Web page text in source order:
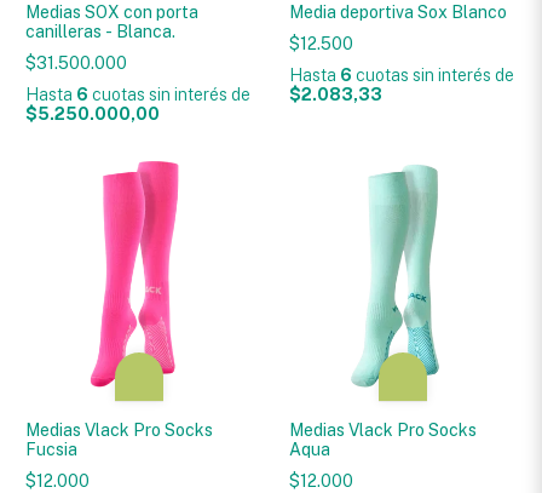
Medias SOX con porta
canilleras - Blanca.
$31.500.000
Hasta 6 cuotas sin interésde
$5.250.000,00
Media deportiva Sox Blanco
$12.500
Hasta 6 cuotas sin interés de
$2.083,33
Medias Vlack Pro Socks
Fucsia
$12.000
Medias Vlack Pro Socks
Aqua
$12.000